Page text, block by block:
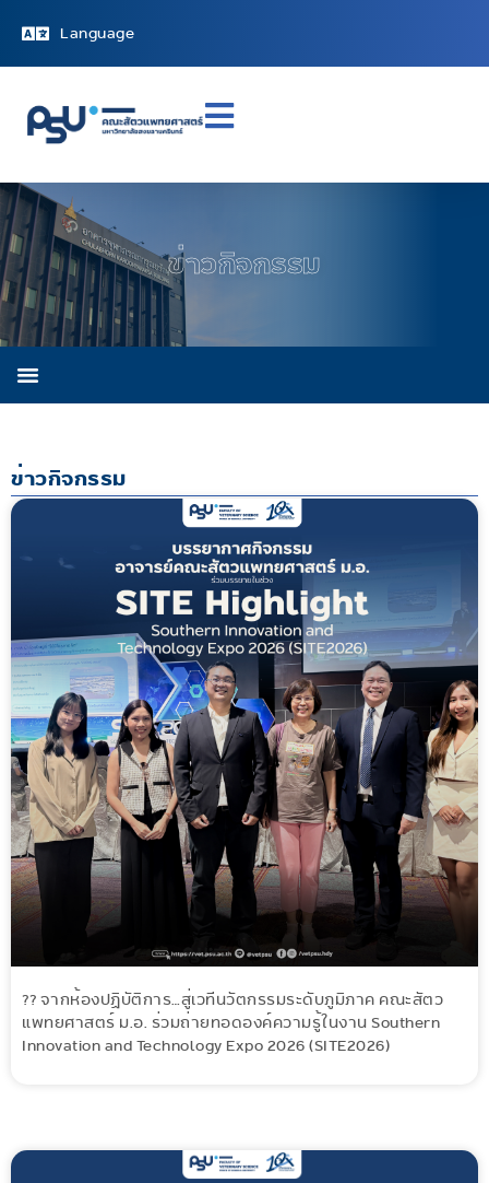
Language
ข่าวกิจกรรม
ข่าวกิจกรรม
?? จากห้องปฏิบัติการ…สู่เวทีนวัตกรรมระดับภูมิภาค คณะสัตว
แพทยศาสตร์ ม.อ. ร่วมถ่ายทอดองค์ความรู้ในงาน Southern
Innovation and Technology Expo 2026 (SITE2026)